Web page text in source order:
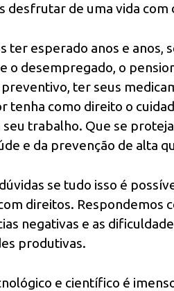
desfrutar de uma vida
ter esperado anos e anos,
o desempregado, o
ter seus
tenha como direito o
trabalho. Que se
e da prevenção de alta
se tudo isso é
direitos. Respondemos
negativas e as
produtivas.
e científico é